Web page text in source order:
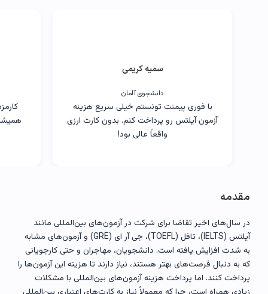
سمیه کریمی
دانشجوی آلمان
با فوری پیمنت تونستم خیلی سریع هزینه
آزمون آیلتس رو پرداخت کنم. بدون کارت ارزی
واقعاً عالی بود!
مقدمه
در سال‌های اخیر تقاضا برای شرکت در آزمون‌های بین‌المللی مانند
آیلتس (IELTS)، تافل (TOEFL)، جی آر ای (GRE) و آزمون‌های مشابه
به شدت افزایش یافته است. دانشجویان، مهاجران و حتی کارجویانی
که به دنبال فرصت‌های بهتر هستند، نیاز دارند تا هزینه این آزمون‌ها را
پرداخت کنند. اما پرداخت هزینه آزمون‌های بین‌المللی با مشکلات